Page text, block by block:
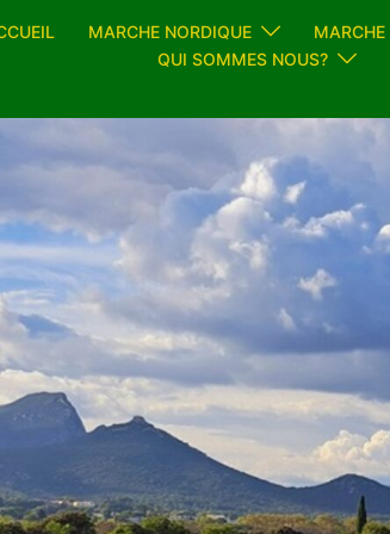
MARCHE NORDIQUE MARCHE
QUI SOMMES NOUS?